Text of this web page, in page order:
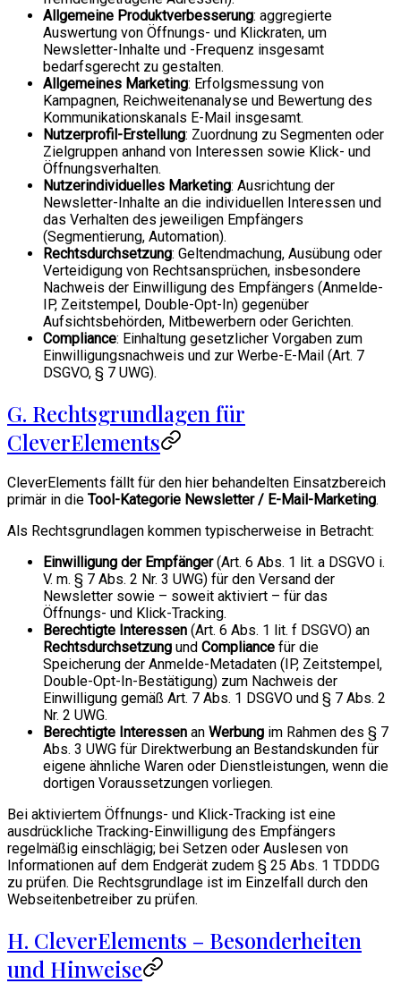
Allgemeine Produktverbesserung: aggregierte
Auswertung von Öffnungs- und Klickraten, um
Newsletter-Inhalte und -Frequenz insgesamt
bedarfsgerecht zu gestalten.
Allgemeines Marketing: Erfolgsmessung von
Kampagnen, Reichweitenanalyse und Bewertung des
Kommunikationskanals E-Mail insgesamt.
Nutzerprofil-Erstellung: Zuordnung zu Segmenten oder
Zielgruppen anhand von Interessen sowie Klick- und
Öffnungsverhalten.
Nutzerindividuelles Marketing: Ausrichtung der
Newsletter-Inhalte an die individuellen Interessen und
das Verhalten des jeweiligen Empfängers
(Segmentierung, Automation).
Rechtsdurchsetzung: Geltendmachung, Ausübung oder
Verteidigung von Rechtsansprüchen, insbesondere
Nachweis der Einwilligung des Empfängers (Anmelde-
IP, Zeitstempel, Double-Opt-In) gegenüber
Aufsichtsbehörden, Mitbewerbern oder Gerichten.
Compliance: Einhaltung gesetzlicher Vorgaben zum
Einwilligungsnachweis und zur Werbe-E-Mail (Art. 7
DSGVO, § 7 UWG).
G. Rechtsgrundlagen für
CleverElements
CleverElements fällt für den hier behandelten Einsatzbereich
primär in die Tool-Kategorie Newsletter / E-Mail-Marketing.
Als Rechtsgrundlagen kommen typischerweise in Betracht:
Einwilligung der Empfänger(Art. 6 Abs. 1 lit. a DSGVO i.
V. m. § 7 Abs. 2 Nr. 3 UWG) für den Versand der
Newsletter sowie – soweit aktiviert – für das
Öffnungs- und Klick-Tracking.
Berechtigte Interessen (Art. 6 Abs. 1 lit. f DSGVO) an
Rechtsdurchsetzung und Compliance für die
Speicherung der Anmelde-Metadaten (IP, Zeitstempel,
Double-Opt-In-Bestätigung) zum Nachweis der
Einwilligung gemäß Art. 7 Abs. 1 DSGVO und § 7 Abs. 2
Nr. 2 UWG.
Berechtigte Interessen an Werbung im Rahmen des § 7
Abs. 3 UWG für Direktwerbung an Bestandskunden für
eigene ähnliche Waren oder Dienstleistungen, wenn die
dortigen Voraussetzungen vorliegen.
Bei aktiviertem Öffnungs- und Klick-Tracking ist eine
ausdrückliche Tracking-Einwilligung des Empfängers
regelmäßig einschlägig; bei Setzen oder Auslesen von
Informationen auf dem Endgerät zudem § 25 Abs. 1 TDDDG
zu prüfen. Die Rechtsgrundlage ist im Einzelfall durch den
Webseitenbetreiber zu prüfen.
H. CleverElements – Besonderheiten
und Hinweise